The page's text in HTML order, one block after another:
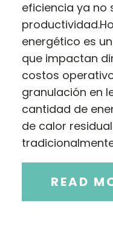
eficiencia ya no
energético es
que impactan
costos
granulación en
cantidad de
de calor
READ